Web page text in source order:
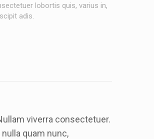
lobortis quis, varius in,
adis.
viverra consectetuer.
quam nunc,